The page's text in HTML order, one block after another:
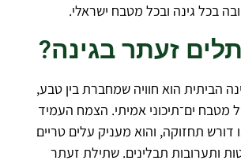
בכל גינה ובכל מטבח ישראלי.
זעתר בגינה?
הביתית הוא חוויה שמחברת בין טבע,
מטבח ים־תיכוני אמיתי. הצמח העמיד
דורש תחזוקה, והוא מעניק עלים טריים
ותערובות תבלינים. שתילת זעתר